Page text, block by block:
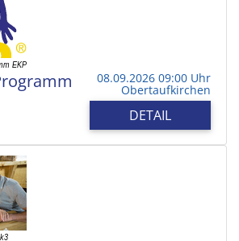
08.09.2026 09:00 Uhr
Obertaufkirchen
DETAIL